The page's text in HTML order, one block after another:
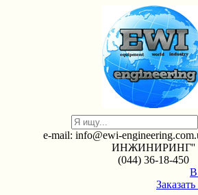
e-mail: info@ewi-
ИНЖИНИРИНГ''
(044) 36-18-450
В